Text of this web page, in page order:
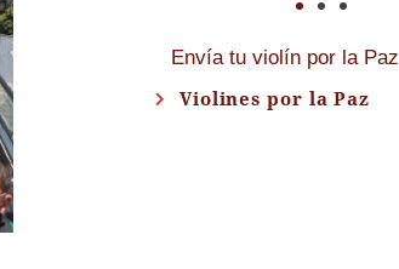
Envía tu violín por la Paz
Violines por la Paz